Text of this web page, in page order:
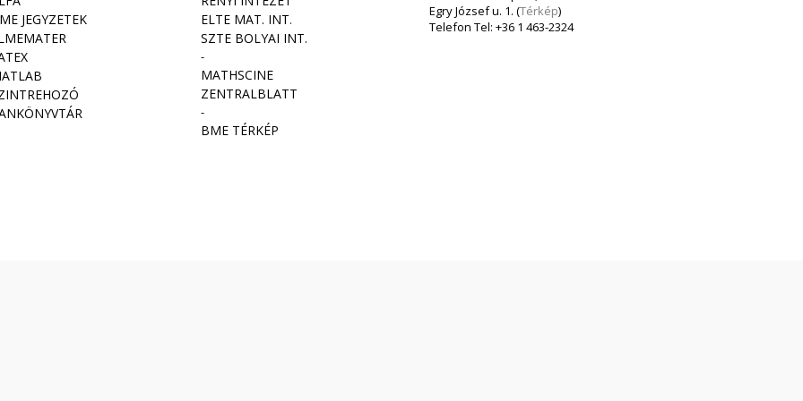
JEGYZETEK
ELTE MAT. INT.
SZTE BOLYAI INT.
-
MATHSCINE
ZENTRALBLATT
-
BME TÉRKÉP
Egry József u. 1. (Térkép)
Telefon Tel: +36 1 463-2324